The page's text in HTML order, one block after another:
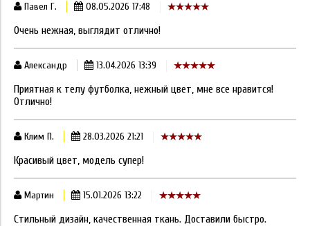
Павел Г. 08.05.2026 17:48
Очень нежная, выглядит отлично!
Александр 13.04.2026 13:39
Приятная к телу футболка, нежный цвет, мне все нравится!
Отлично!
Клим П. 28.03.2026 21:21
Красивый цвет, модель супер!
Мартин 15.01.2026 13:22
Стильный дизайн, качественная ткань. Доставили быстро.